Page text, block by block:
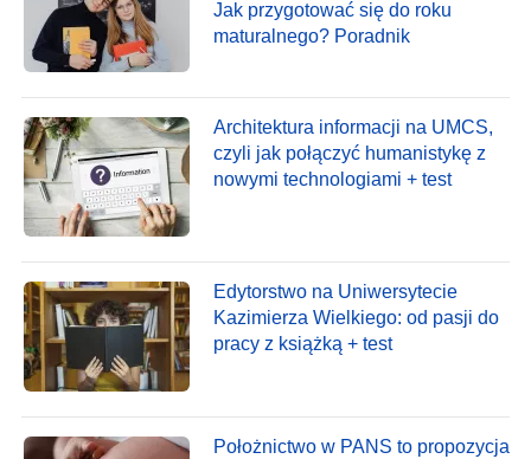
Jak przygotować się do roku
maturalnego? Poradnik
Architektura informacji na UMCS,
czyli jak połączyć humanistykę z
nowymi technologiami + test
Edytorstwo na Uniwersytecie
Kazimierza Wielkiego: od pasji do
pracy z książką + test
Położnictwo w PANS to propozycja